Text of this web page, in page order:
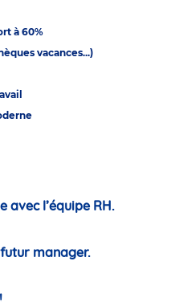
à 60%
vacances...)
avec l’équipe RH.
manager.